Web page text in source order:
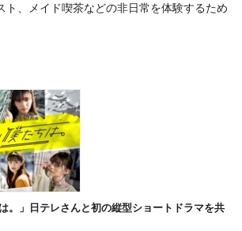
、メイド喫茶などの非日常を体験するため
。」日テレさんと初の縦型ショートドラマを共